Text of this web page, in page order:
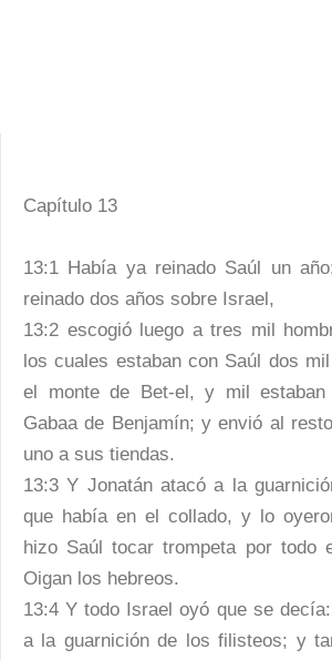
Capítulo 13
13:1 Había ya reinado Saúl un
reinado dos años sobre Israel,
13:2 escogió luego a tres mil
los cuales estaban con Saúl dos
el monte de Bet-el, y mil estaban
Gabaa de Benjamín; y envió al
uno a sus tiendas.
13:3 Y Jonatán atacó a la
que había en el collado, y lo
hizo Saúl tocar trompeta por todo
Oigan los hebreos.
13:4 Y todo Israel oyó que se
a la guarnición de los filisteos; y